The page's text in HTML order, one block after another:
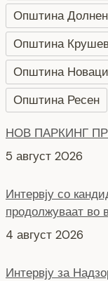
Општина
Општина
Општина Новаци
Општина Ресен
НОВ ПАРКИНГ
5 август 2026
Интервју со
продолжуваат во
4 август 2026
Интервју за